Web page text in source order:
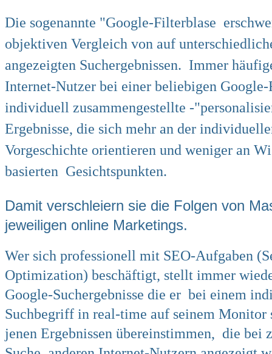
Die sogenannte "Google-Filterblase
objektiven Vergleich von auf
angezeigten Suchergebnissen. Immer
Internet-Nutzer bei einer beliebigen Google-
individuell zusammengestellte -
Ergebnisse, die sich mehr an der
Vorgeschichte orientieren und weniger an
basierten Gesichtspunkten.
Damit verschleiern sie die Folgen von
jeweiligen online Marketings.
Wer sich professionell mit SEO-Aufgaben
Optimization) beschäftigt, stellt immer
Google-Suchergebnisse die er bei einem
Suchbegriff in real-time auf seinem
jenen Ergebnissen übereinstimmen, die bei